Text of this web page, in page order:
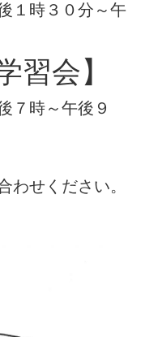
１時３０分～午
習会】
７時～午後９
せください。